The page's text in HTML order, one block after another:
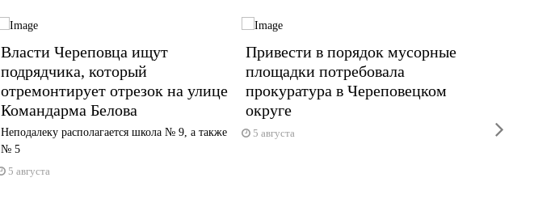
Власти Череповца ищут
подрядчика, который
отремонтирует отрезок на улице
Командарма Белова
Неподалеку располагается школа № 9, а также
№ 5
5 августа
Привести в порядок мусорные
площадки потребовала
прокуратура в Череповецком
округе
5 августа
5